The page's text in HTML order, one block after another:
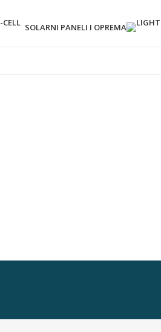
SOLARNI PANELI I OPREMA